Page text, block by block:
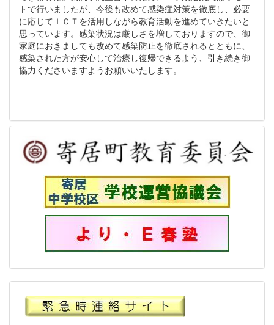
トで行いましたが、今後も改めて感染症対策を徹底し、必要
に応じてＩＣＴを活用しながら教育活動を進めていきたいと
思っています。感染状況は厳しさを増しておりますので、御
家庭におきましても改めて感染防止を徹底されるとともに、
感染された方が安心して治療し復帰できるよう、引き続き御
協力くださいますようお願いいたします。